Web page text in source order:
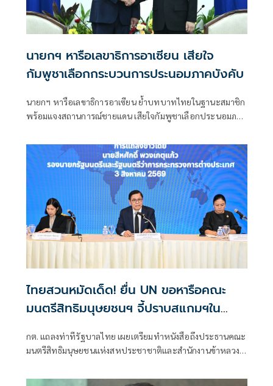
นายกฯ หารือเลขาธิการอาเซียน เสียใจ
กัมพูชาเลือกกระบวนการประนอมภาคบังคับ
นายกฯ หารือเลขาธิการอาเซียน ย้ำบทบาทไทยในฐานะสมาชิก
พร้อมแจงสถานการณ์ชายแดน เสียใจกัมพูชาเลือกประนอมภาค
ไทยสวนหมัดเด็ด! ยื่น UN ขอหารือคณะ
มนตรีสิทธิมนุษยชนฯ จี้ปราบสแกมฯใน
กัมพูชา โต้ยิบรายงาน 'ทอม แอนดรูว์ส'
กต. แถลงท่าทีรัฐบาลไทย เผยเตรียมทำหนังสือถึงประธานคณะ
มนตรีสิทธิมนุษยชนแห่งสหประชาชาติและสำนักงานข้าหลวง
รายงานพิเศษพาดพิงประเทศไทย มีหลายประเด็นที่ไม่เห็นด้วย